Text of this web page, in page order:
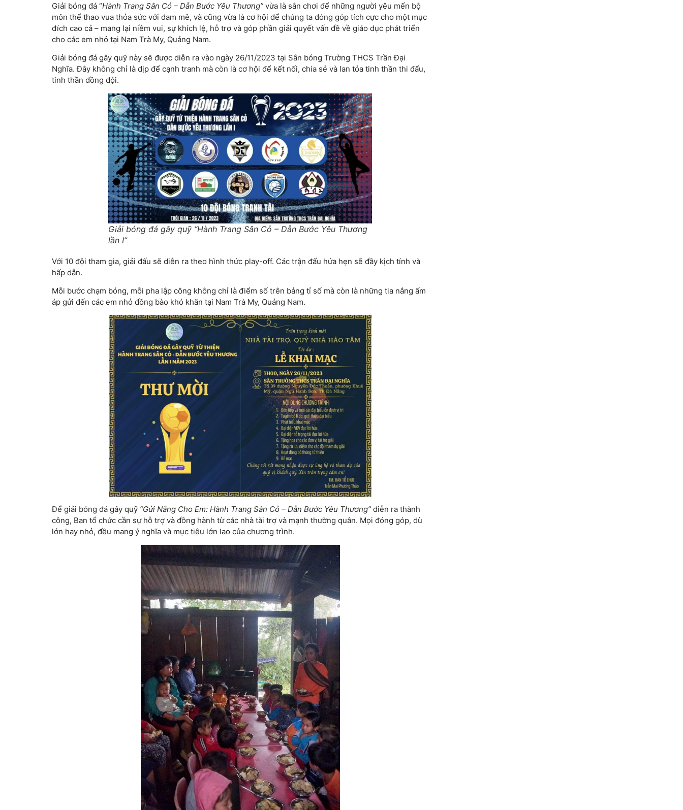
Giải bóng đá “Hành Trang Sân Cỏ – Dẫn Bước Yêu Thương” vừa là sân chơi để những người yêu mến bộ
môn thể thao vua thỏa sức với đam mê, và cũng vừa là cơ hội để chúng ta đóng góp tích cực cho một mục
đích cao cả – mang lại niềm vui, sự khích lệ, hỗ trợ và góp phần giải quyết vấn đề về giáo dục phát triển
cho các em nhỏ tại Nam Trà My, Quảng Nam.
Giải bóng đá gây quỹ này sẽ được diễn ra vào ngày 26/11/2023 tại Sân bóng Trường THCS Trần Đại
Nghĩa. Đây không chỉ là dịp để cạnh tranh mà còn là cơ hội để kết nối, chia sẻ và lan tỏa tinh thần thi đấu,
tinh thần đồng đội.
Giải bóng đá gây quỹ “Hành Trang Sân Cỏ – Dẫn Bước Yêu Thương
lần I”
Với 10 đội tham gia, giải đấu sẽ diễn ra theo hình thức play-off. Các trận đấu hứa hẹn sẽ đầy kịch tính và
hấp dẫn.
Mỗi bước chạm bóng, mỗi pha lập công không chỉ là điểm số trên bảng tỉ số mà còn là những tia nắng ấm
áp gửi đến các em nhỏ đồng bào khó khăn tại Nam Trà My, Quảng Nam.
Để giải bóng đá gây quỹ “Gửi Nắng Cho Em: Hành Trang Sân Cỏ – Dẫn Bước Yêu Thương” diễn ra thành
công, Ban tổ chức cần sự hỗ trợ và đồng hành từ các nhà tài trợ và mạnh thường quân. Mọi đóng góp, dù
lớn hay nhỏ, đều mang ý nghĩa và mục tiêu lớn lao của chương trình.